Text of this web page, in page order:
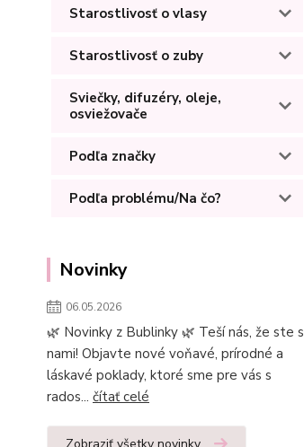
Starostlivosť o vlasy
Starostlivosť o zuby
Sviečky, difuzéry, oleje,
osviežovače
Podľa značky
Podľa problému/Na čo?
Novinky
06.05.2026
🌿 Novinky z Bublinky 🌿 Teší nás, že ste s
nami! Objavte nové voňavé, prírodné a
láskavé poklady, ktoré sme pre vás s
rados... čítať celé